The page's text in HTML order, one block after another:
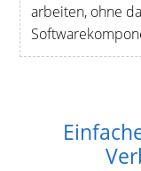
arbeiten, ohne